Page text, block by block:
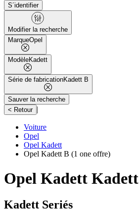
S´identifier
Modifier la recherche
MarqueOpel
ModèleKadett
Série de fabricationKadett B
Sauver la recherche
< Retour |
Voiture
Opel
Opel Kadett
Opel Kadett B (1 one offre)
Opel Kadett
Kadett Seriés